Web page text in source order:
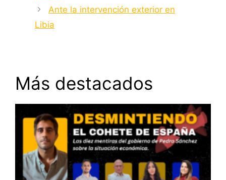
Ante la intervención exterior en
Libia
Más destacados